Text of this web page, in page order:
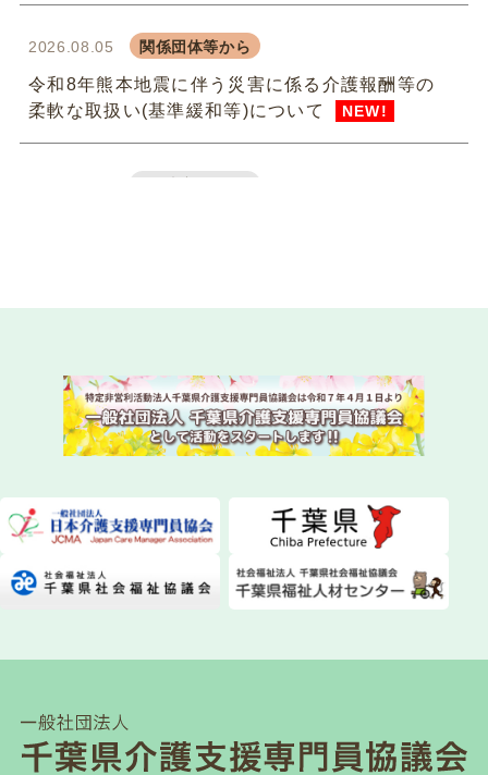
2026.08.05 関係団体等から
令和8年熊本地震に伴う災害に係る介護報酬等の
柔軟な取扱い(基準緩和等)について
NEW!
NEW!
2026.07.28 委員会活動
ちばケアマネ通信【2026年夏号】を発送しまし
た！
NEW!
2026.07.28 一般研修
2026.07.21
千葉県「カスハラ相談センター」に居宅介護支援